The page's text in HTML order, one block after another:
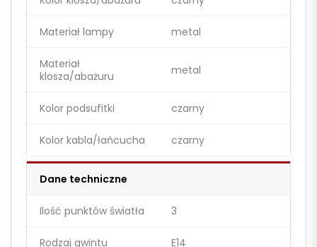
Materiał lampy metal
Materiał
klosza/abażuru
metal
Kolor podsufitki czarny
Kolor kabla/łańcucha czarny
Dane techniczne
Ilość punktów światła 3
Rodzaj gwintu E14